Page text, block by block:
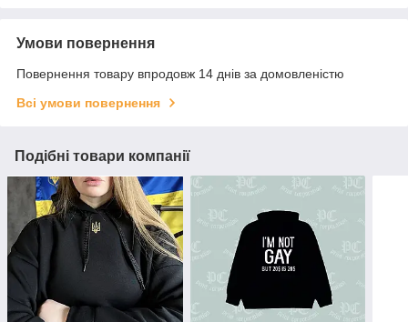
Умови повернення
Повернення товару впродовж 14 днів за домовленістю
Всі умови повернення
Подібні товари компанії